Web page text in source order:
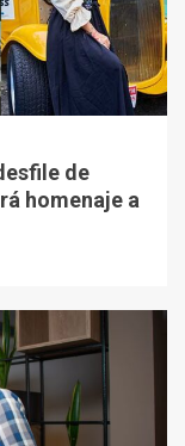
de
homenaje a